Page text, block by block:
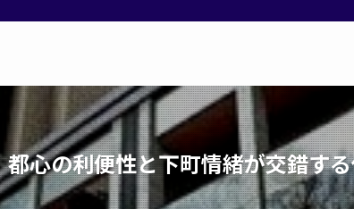
心の利便性と下町情緒が交錯す